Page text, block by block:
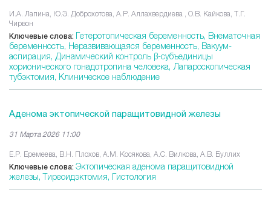
И.А. Лапина, Ю.Э. Доброхотова, А.Р. Аллахвердиева , О.В. Кайкова, Т.Г.
Чирвон
Ключевые слова: Гетеротопическая беременность, Внематочная
беременность, Неразвивающаяся беременность, Вакуум-
аспирация, Динамический контроль β-субъединицы
хорионического гонадотропина человека, Лапароскопическая
тубэктомия, Клиническое наблюдение
Аденома эктопической паращитовидной железы
31 Марта 2026 11:00
Е.Р. Еремеева, В.Н. Плохов, А.М. Косякова, А.С. Вилкова, А.В. Буллих
Ключевые слова: Эктопическая аденома паращитовидной
железы,Тиреоидэктомия, Гистология